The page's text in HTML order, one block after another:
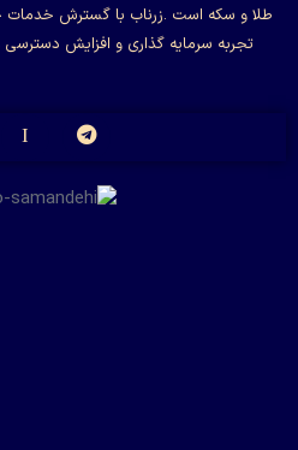
طلا و سکه است .زرناب با گسترش خدمات
تجربه سرمایه گذاری و افزایش